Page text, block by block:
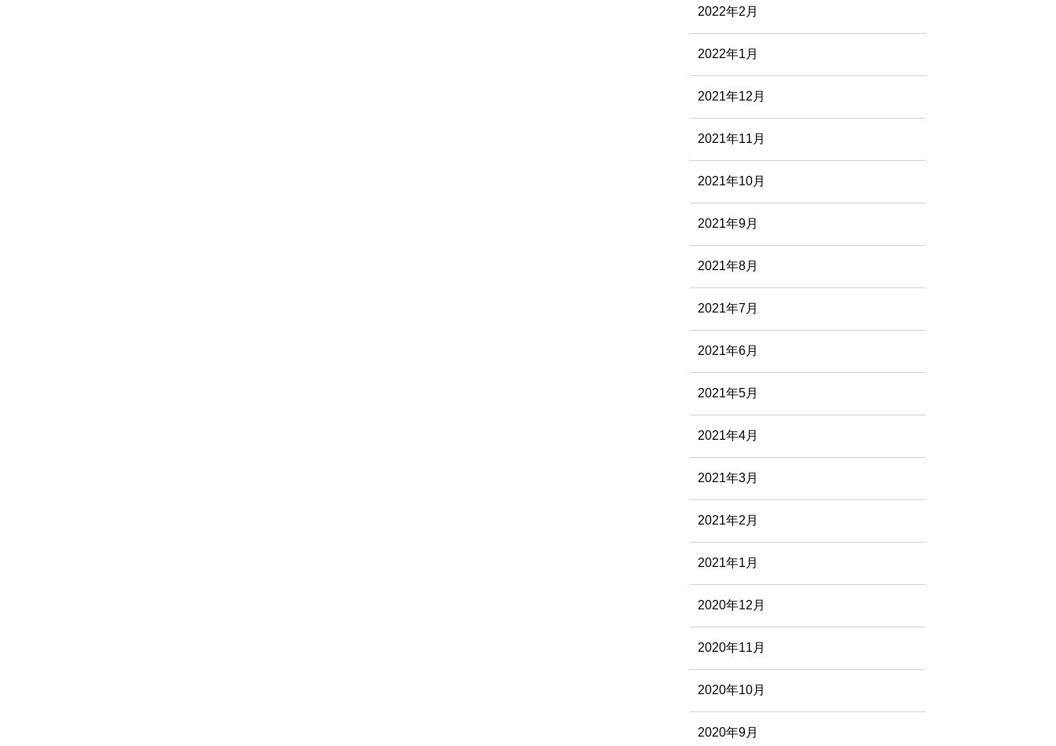
2022年2月
2022年1月
2021年12月
2021年11月
2021年10月
2021年9月
2021年8月
2021年7月
2021年6月
2021年5月
2021年4月
2021年3月
2021年2月
2021年1月
2020年12月
2020年11月
2020年10月
2020年9月